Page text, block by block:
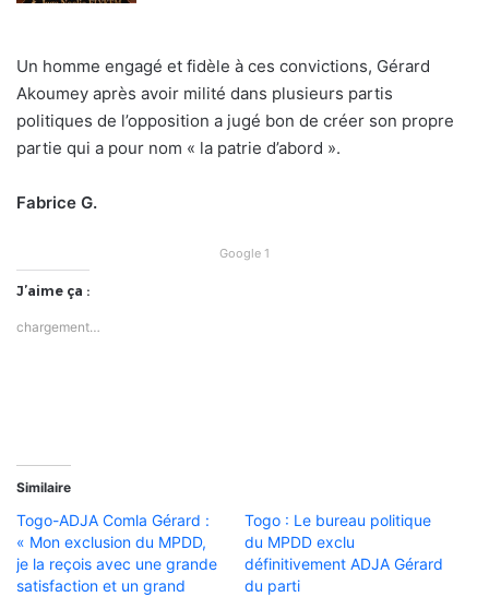
Un homme engagé et fidèle à ces convictions, Gérard
Akoumey après avoir milité dans plusieurs partis
politiques de l’opposition a jugé bon de créer son propre
partie qui a pour nom « la patrie d’abord ».
Fabrice G.
Google 1
J’aime ça :
chargement…
Similaire
Togo-ADJA Comla Gérard :
« Mon exclusion du MPDD,
je la reçois avec une grande
satisfaction et un grand
Togo : Le bureau politique
du MPDD exclu
définitivement ADJA Gérard
du parti